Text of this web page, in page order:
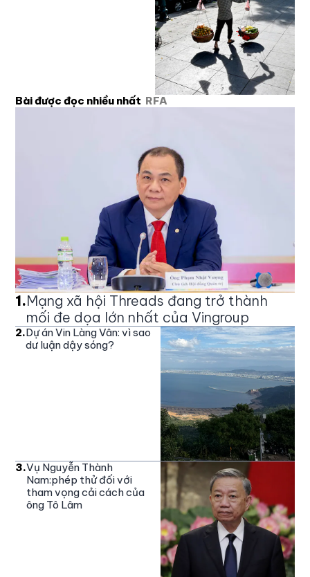
Bài được đọc nhiều nhất RFA
1.Mạng xã hội Threads đang trở thành
mối đe dọa lớn nhất của Vingroup
2.Dự án Vin Làng Vân: vì sao
dư luận dậy sóng?
3.Vụ Nguyễn Thành
Nam:phép thử đối với
tham vọng cải cách của
ông Tô Lâm